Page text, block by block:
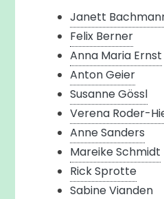
Janett
Felix Berner
Anna Maria Ernst
Anton Geier
Susanne Gössl
Verena Roder-
Anne Sanders
Mareike Schmidt
Rick Sprotte
Sabine Vianden